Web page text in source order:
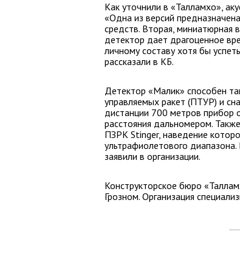
Как уточнили в «Талламхо»,
«Одна из версий
средств. Вторая, миниатюрная
детектор дает драгоценное
личному составу хотя бы
рассказали в КБ.
Детектор «Малик» способен
управляемых ракет (ПТУР) и
дистанции 700 метров прибор
расстояния дальномером.
ПЗРК Stinger, наведение
ультрафиолетового
заявили в организации.
Конструкторское бюро
Грозном. Организация